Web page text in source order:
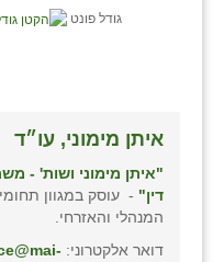
גודל פונט
איתן מימוני, עו״ד
"איתן מימוני ושות' -
דין" - עוסק במגוון
המנהלי והאזרחי.
דואר אלקטרוני:
תלמי יוסף
בוסתן הגליל